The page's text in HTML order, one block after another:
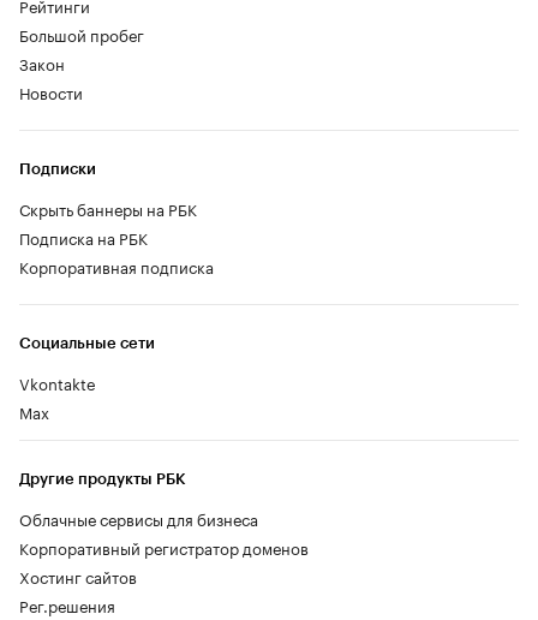
Рейтинги
Большой пробег
Закон
Новости
Социальные сети
Vkontakte
Max
Другие продукты РБК
Облачные сервисы для бизнеса
Корпоративный регистратор доменов
Хостинг сайтов
Рег.решения
Подписки
Скрыть баннеры на РБК
Подписка на РБК
Корпоративная подписка